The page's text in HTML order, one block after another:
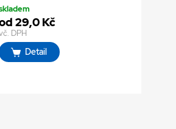
29,0 Kč
DPH
Detail